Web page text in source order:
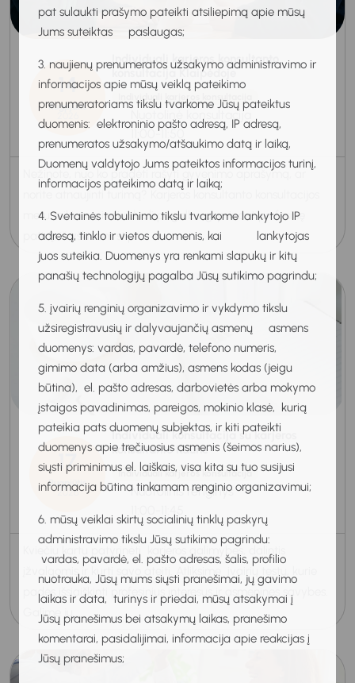
pat sulaukti prašymo pateikti atsiliepimą apie mūsų
Jums suteiktas paslaugas;
3. naujienų prenumeratos užsakymo administravimo ir
informacijos apie mūsų veiklą pateikimo
prenumeratoriams tikslu tvarkome Jūsų pateiktus
duomenis: elektroninio pašto adresą, IP adresą,
prenumeratos užsakymo/atšaukimo datą ir laiką,
Duomenų valdytojo Jums pateiktos informacijos turinį,
informacijos pateikimo datą ir laiką;
4. Svetainės tobulinimo tikslu tvarkome lankytojo IP
adresą, tinklo ir vietos duomenis, kai lankytojas
juos suteikia. Duomenys yra renkami slapukų ir kitų
panašių technologijų pagalba Jūsų sutikimo pagrindu;
5. įvairių renginių organizavimo ir vykdymo tikslu
užsiregistravusių ir dalyvaujančių asmenų asmens
duomenys: vardas, pavardė, telefono numeris,
gimimo data (arba amžius), asmens kodas (jeigu
būtina), el. pašto adresas, darbovietės arba mokymo
įstaigos pavadinimas, pareigos, mokinio klasė, kurią
pateikia pats duomenų subjektas, ir kiti pateikti
duomenys apie trečiuosius asmenis (šeimos narius),
siųsti priminimus el. laiškais, visa kita su tuo susijusi
informacija būtina tinkamam renginio organizavimui;
6. mūsų veiklai skirtų socialinių tinklų paskyrų
administravimo tikslu Jūsų sutikimo pagrindu:
vardas, pavardė, el. pašto adresas, šalis, profilio
nuotrauka, Jūsų mums siųsti pranešimai, jų gavimo
laikas ir data, turinys ir priedai, mūsų atsakymai į
Jūsų pranešimus bei atsakymų laikas, pranešimo
komentarai, pasidalijimai, informacija apie reakcijas į
Jūsų pranešimus;
14
Rugpjūtis
Individuali karjeros konsultanto
konsultacija Klaipėdoje
Individuali karjeros konsultacija
Nuotolinė konsultacija
11:00-11:50
Nežinote, nuo ko pradėti rašyti gyvenimo aprašymą, ar
norite atnaujinti turimą? Karjeros konsultanto konsultacijos
metu teikiama individuali pagalba gryninant profesinę
patirtį, išryškinant stipr...
17
Rugpjūtis
2026
Individuali konsultacija su karjeros
konsultante Kaune
Individuali karjeros konsultacija
Nuotolinis renginys
11:00-11:45
Kviečiu kartu patyrinėti karjeros galimybes, dalintis
įžvalgomis ir kurti savo ateitį. Atliksime įvairių testų, kurie
padės išsiaiškinti profesinius interesus ir asmenines savybes.
Galime ju...